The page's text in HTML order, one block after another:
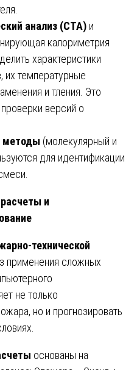
анализ (СТА) и
калориметрия
характеристики
их температурные
и тления. Это
версий о
методы (молекулярный и
для идентификации
и
технической
применения сложных
не только
но и прогнозировать
основаны на